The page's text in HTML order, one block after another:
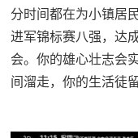
分时间都在为小镇居
进军锦标赛八强，达
会。你的雄心壮志会
间溜走，你的生活徒